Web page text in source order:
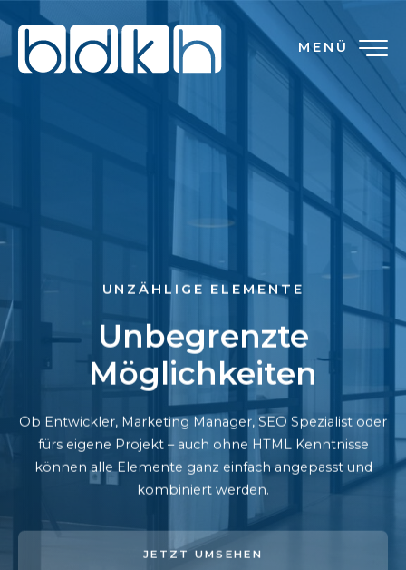
MENÜ
UNZÄHLIGE ELEMENTE
Unbegrenzte
Möglichkeiten
Ob Entwickler, Marketing Manager, SEO Spezialist oder
fürs eigene Projekt – auch ohne HTML Kenntnisse
können alle Elemente ganz einfach angepasst und
kombiniert werden.
JETZT UMSEHEN